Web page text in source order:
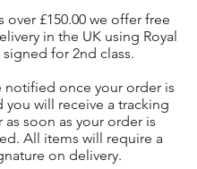
over £150.00 we offer free
in the UK using Royal
signed for 2nd class.
notified once your order is
you will receive a tracking
as soon as your order is
All items will require a
on delivery.